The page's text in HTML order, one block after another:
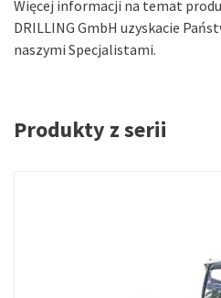
Więcej informacji na temat
DRILLING GmbH uzyskacie
naszymi Specjalistami.
Produkty z serii